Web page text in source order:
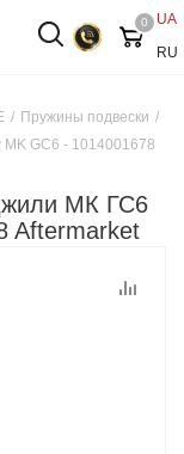
UA
RU
0
/ Пружины подвески /
GC6 - 1014001678
МК ГС6
Aftermarket